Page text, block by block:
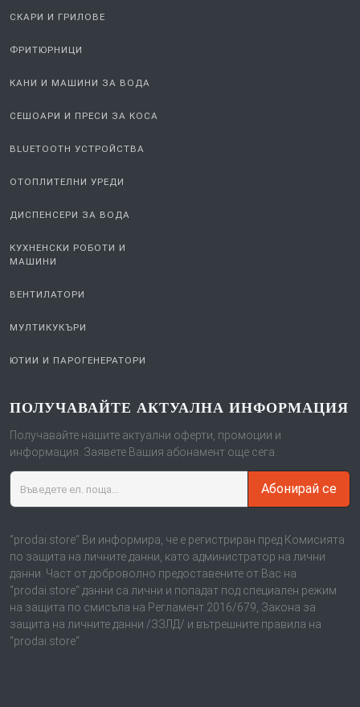
СКАРИ И ГРИЛОВЕ
ФРИТЮРНИЦИ
КАНИ И МАШИНИ ЗА ВОДА
СЕШОАРИ И ПРЕСИ ЗА КОСА
BLUETOOTH УСТРОЙСТВА
ОТОПЛИТЕЛНИ УРЕДИ
ДИСПЕНСЕРИ ЗА ВОДА
КУХНЕНСКИ РОБОТИ И
МАШИНИ
ВЕНТИЛАТОРИ
МУЛТИКУКЪРИ
ЮТИИ И ПАРОГЕНЕРАТОРИ
ПОЛУЧАВАЙТЕ АКТУАЛНА ИНФОРМАЦИЯ
Получавайте нашите актуални оферти, промоции и
информация. Заявете Вашия абонамент още сега.
Абонирай се
“prodai.store“ Ви информира, че е регистриран пред Комисията
по защита на личните данни, като администратор на лични
данни. Част от доброволно предоставените от Вас на
“prodai.store“ данни са лични и попадат под специален режим
на защита по смисъла на Регламент 2016/679, Закона за
защита на личните данни /ЗЗЛД/ и вътрешните правила на
“prodai.store“